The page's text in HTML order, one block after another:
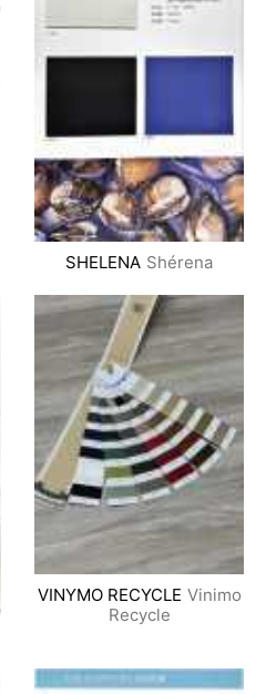
SHELENA Shérena
VINYMO RECYCLE Vinimo
Recycle